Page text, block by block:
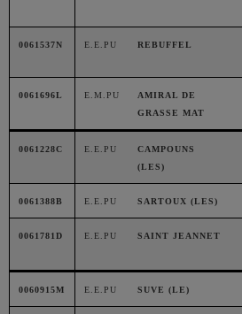
0061537N E.E.PU REBUFFEL
0061696L E.M.PU
AMIRAL DE
GRASSE MAT
0061228C E.E.PU
CAMPOUNS
(LES)
0061388B E.E.PU SARTOUX (LES)
0061781D E.E.PU SAINT JEANNET
0060915M E.E.PU SUVE (LE)